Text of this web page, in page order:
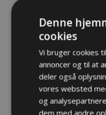
reagere på
altså først og
et sted, hvor det
Jo tættere på du
vigtigere bliver
lyde. Hvis du
Denne
cookies
Vi bruger cookies
annoncer og til at
deler også
vores websted
og
dem med andre